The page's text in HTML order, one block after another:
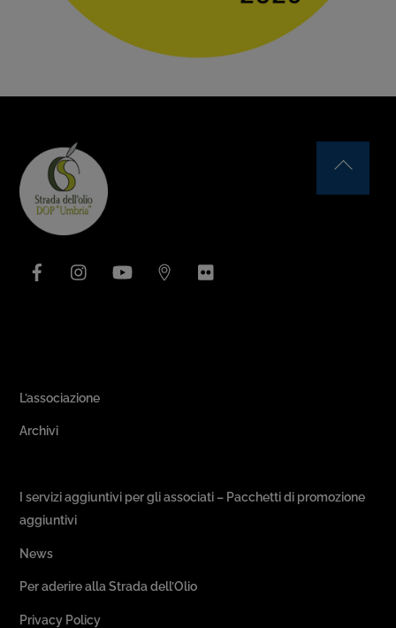
Facebook YouTube Issuu
L’associazione
Archivi
I servizi aggiuntivi per gli associati – Pacchetti di promozione
aggiuntivi
News
Per aderire alla Strada dell’Olio
Privacy Policy